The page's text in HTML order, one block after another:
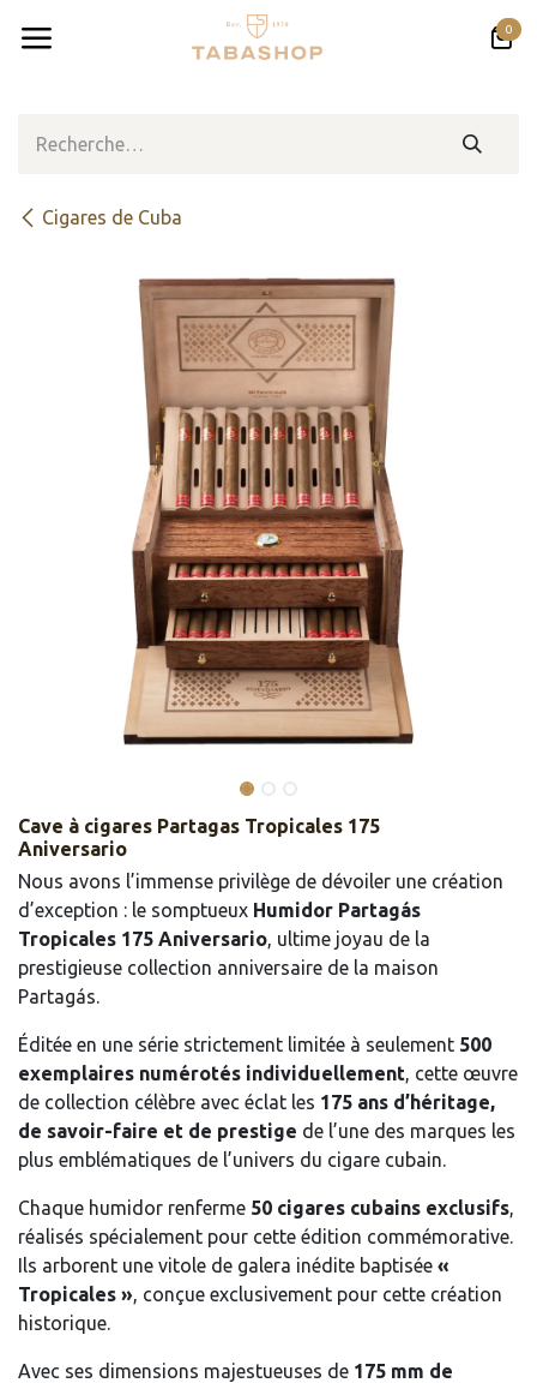
0
Cigares de Cuba
Cave à cigares Partagas Tropicales 175
Aniversario
Nous avons l’immense privilège de dévoiler une création
d’exception : le somptueux Humidor Partagás
Tropicales 175 Aniversario, ultime joyau de la
prestigieuse collection anniversaire de la maison
Partagás.
Éditée en une série strictement limitée à seulement 500
exemplaires numérotés individuellement, cette œuvre
de collection célèbre avec éclat les 175 ans d’héritage,
de savoir-faire et de prestige de l’une des marques les
plus emblématiques de l’univers du cigare cubain.
Chaque humidor renferme 50 cigares cubains exclusifs,
réalisés spécialement pour cette édition commémorative.
Ils arborent une vitole de galera inédite baptisée «
Tropicales », conçue exclusivement pour cette création
historique.
Avec ses dimensions majestueuses de 175 mm de